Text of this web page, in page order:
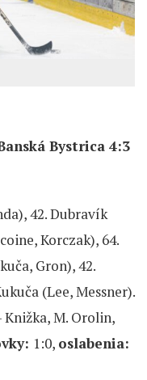
Bystrica 4:3
42. Dubravík
Korczak), 64.
Gron), 42.
(Lee, Messner).
Knižka, M. Orolin,
1:0, oslabenia: